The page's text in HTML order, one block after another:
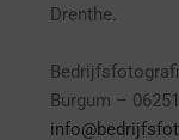
Drenthe.
Burgum –